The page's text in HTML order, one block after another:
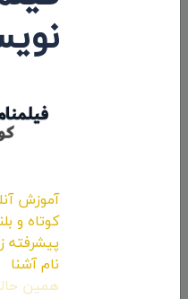
اولین کامنت و یا
ارسال نظرات
آموزش
کوتاه و
پیشرفته
نام آشنا
همین